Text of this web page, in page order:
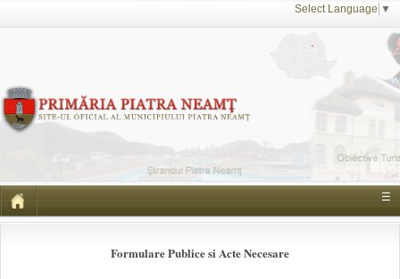
Select Language ▼
☰
Formulare Publice si Acte Necesare